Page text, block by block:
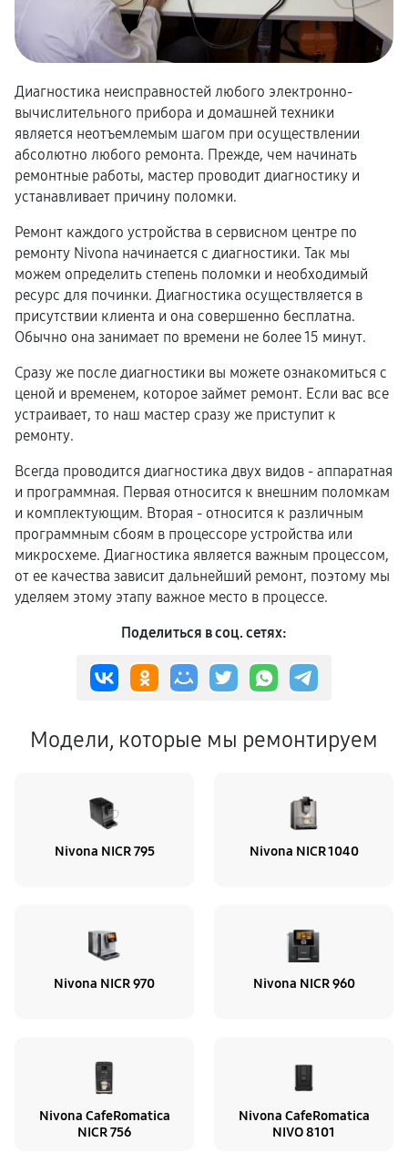
Диагностика неисправностей любого электронно-
вычислительного прибора и домашней техники
является неотъемлемым шагом при осуществлении
абсолютно любого ремонта. Прежде, чем начинать
ремонтные работы, мастер проводит диагностику и
устанавливает причину поломки.
Ремонт каждого устройства в сервисном центре по
ремонту Nivona начинается с диагностики. Так мы
можем определить степень поломки и необходимый
ресурс для починки. Диагностика осуществляется в
присутствии клиента и она совершенно бесплатна.
Обычно она занимает по времени не более 15 минут.
Сразу же после диагностики вы можете ознакомиться с
ценой и временем, которое займет ремонт. Если вас все
устраивает, то наш мастер сразу же приступит к
ремонту.
Всегда проводится диагностика двух видов - аппаратная
и программная. Первая относится к внешним поломкам
и комплектующим. Вторая - относится к различным
программным сбоям в процессоре устройства или
микросхеме. Диагностика является важным процессом,
от ее качества зависит дальнейший ремонт, поэтому мы
уделяем этому этапу важное место в процессе.
Поделиться в соц. сетях:
Модели, которые мы ремонтируем
Nivona NICR 795 Nivona NICR 1040
Nivona NICR 970 Nivona NICR 960
Nivona CafeRomatica
NICR 756
Nivona CafeRomatica
NIVO 8101